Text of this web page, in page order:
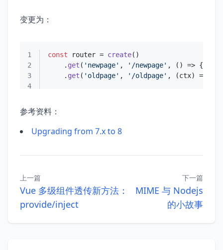
变更为：
1 const router = create
2
    .
get ( 'newpage' , '/newpage' , () =>
3
    .
get ( 'oldpage' , '/oldpage' , (ctx) =>
4
参考资料：
Upgrading from 7.x to 8
上一篇
Vue 多级组件透传新方法：
provide/inject
下一篇
MIME 与 Nodejs
的小故事